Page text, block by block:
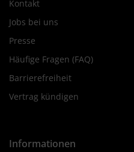
Kontakt
Jobs bei uns
Presse
Häufige Fragen (FAQ)
Barrierefreiheit
Vertrag kündigen
Informationen